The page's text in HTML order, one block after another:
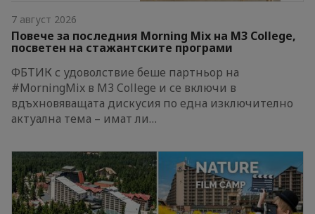
7 август 2026
Повече за последния Morning Mix на M3 College,
посветен на стажантските програми
ФБТИК с удоволствие беше партньор на
#MorningMix в M3 College и се включи в
вдъхновяващата дискусия по една изключително
актуална тема – имат ли…